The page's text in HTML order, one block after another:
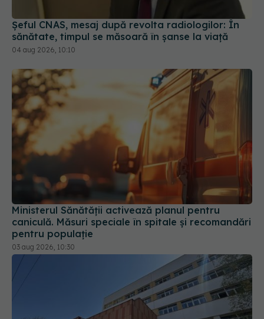
Șeful CNAS, mesaj după revolta radiologilor: În
sănătate, timpul se măsoară în șanse la viață
04 aug 2026, 10:10
Ministerul Sănătății activează planul pentru
caniculă. Măsuri speciale în spitale și recomandări
pentru populație
03 aug 2026, 10:30